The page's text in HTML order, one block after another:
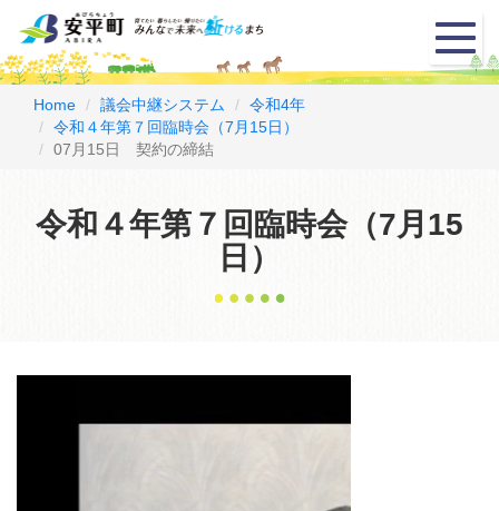
メ
ニ
ュ
Home 議会中継システム
令和4年
令和４年第７回臨時会（7月15日）
07月15日 契約の締結
令和４年第７回臨時会（7月15
日）